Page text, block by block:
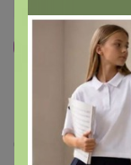
359.8K
СИМА-ЛЕНД:
креативная
Стоп 10 августа